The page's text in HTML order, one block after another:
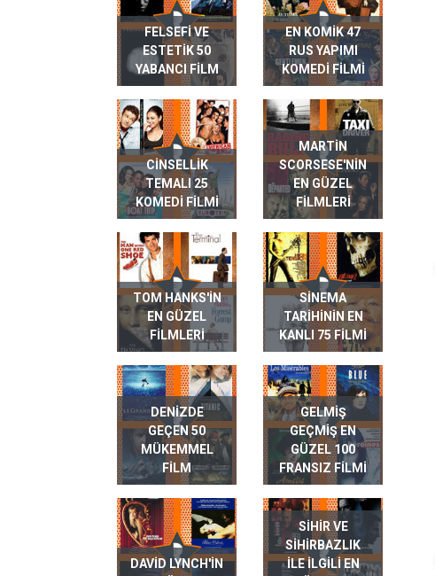
FELSEFI VE
ESTETIK 50
YABANCI FILM
EN KOMIK 47
RUS YAPIMI
KOMEDI FILMI
CINSELLIK
TEMALI 25
KOMEDI FILMI
MARTIN
SCORSESE'NIN
EN GÜZEL
FILMLERI
TOM HANKS'IN
EN GÜZEL
FILMLERI
SINEMA
TARIHININ EN
KANLI 75 FILMI
DENIZDE
GEÇEN 50
MÜKEMMEL
FILM
GELMIŞ
GEÇMIŞ EN
GÜZEL 100
FRANSIZ FILMI
DAVID LYNCH'IN
SIHIR VE
SIHIRBAZLIK
ILE ILGILI EN